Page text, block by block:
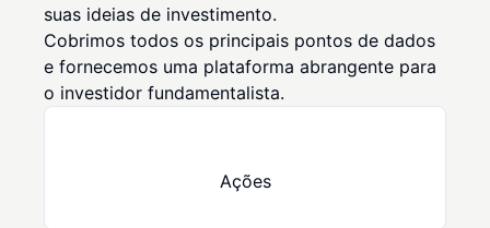
suas ideias de investimento.
Cobrimos todos os principais pontos de dados
e fornecemos uma plataforma abrangente para
o investidor fundamentalista.
Ações